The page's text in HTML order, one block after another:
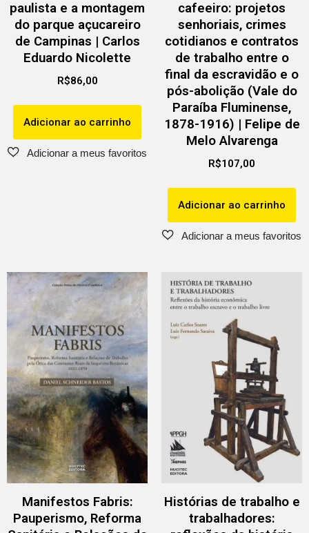
paulista e a montagem
do parque açucareiro
de Campinas | Carlos
Eduardo Nicolette
R$86,00
Adicionar ao carrinho
cafeeiro: projetos
senhoriais, crimes
cotidianos e contratos
de trabalho entre o
final da escravidão e o
pós-abolição (Vale do
Paraíba Fluminense,
1878-1916) | Felipe de
Melo Alvarenga
R$107,00
Adicionar ao carrinho
Manifestos Fabris:
Pauperismo, Reforma
Histórias de trabalho e
trabalhadores: